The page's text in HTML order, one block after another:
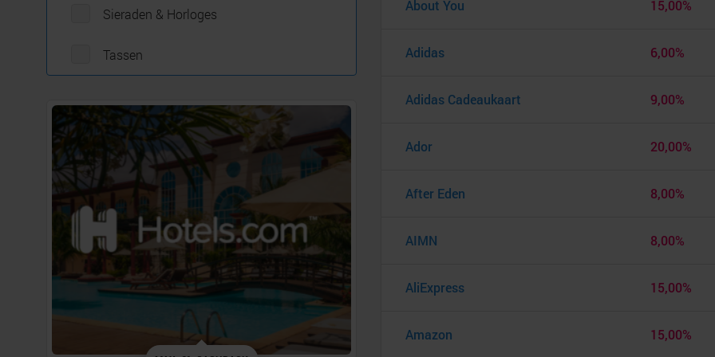
Sieraden & Horloges
Tassen
About You 15,00%
Adidas 6,00%
Adidas Cadeaukaart 9,00%
Ador 20,00%
After Eden 8,00%
AIMN 8,00%
AliExpress 15,00%
Amazon 15,00%